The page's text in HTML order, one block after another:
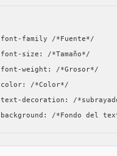
font-family /*Fuente*/
font-size: /*Tamaño*/
font-weight: /*Grosor*/
color: /*Color*/
text-decoration: /